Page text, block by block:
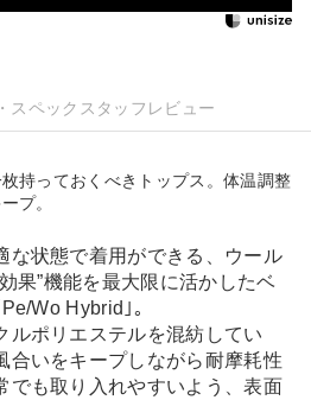
スペック スタッフレビュー
持っておくべきトップス。体温調整
プ。
な状態で着用ができる、ウール
果”機能を最大限に活かしたベ
Wo Hybrid｣。
ルポリエステルを混紡してい
合いをキープしながら耐摩耗性
でも取り入れやすいよう、表面